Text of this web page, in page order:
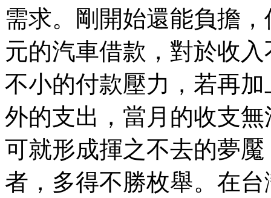
需求。剛開始還能負擔
元的汽車借款，對於收
不小的付款壓力，若再
外的支出，當月的收支
可就形成揮之不去的夢
者，多得不勝枚舉。在